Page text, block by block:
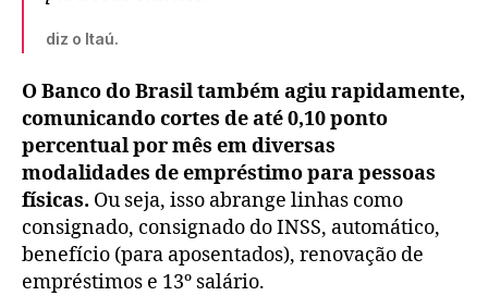
diz o Itaú.
O Banco do Brasil também agiu rapidamente,
comunicando cortes de até 0,10 ponto
percentual por mês em diversas
modalidades de empréstimo para pessoas
físicas. Ou seja, isso abrange linhas como
consignado, consignado do INSS, automático,
benefício (para aposentados), renovação de
empréstimos e 13º salário.